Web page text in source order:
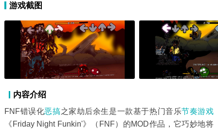
游戏截图
内容介绍
FNF错误化恶搞之家劫后余生是一款基于热门音乐节奏游戏
《Friday Night Funkin'》（FNF）的MOD作品，它巧妙地将